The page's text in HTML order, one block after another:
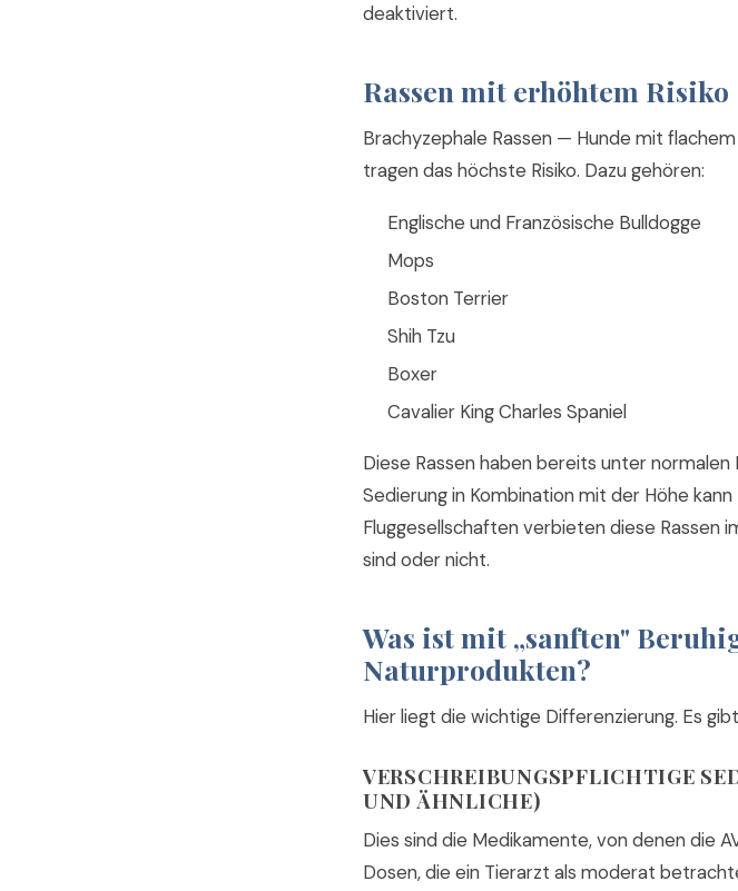
deaktiviert.
Rassen mit erhöhtem Risiko
Brachyzephale Rassen — Hunde mit
tragen das höchste Risiko. Dazu gehören:
Englische und Französische Bulldogge
Mops
Boston Terrier
Shih Tzu
Boxer
Cavalier King Charles Spaniel
Diese Rassen haben bereits unter
Sedierung in Kombination mit der Höhe
Fluggesellschaften verbieten diese Rassen
sind oder nicht.
Was ist mit „sanften"
Naturprodukten?
Hier liegt die wichtige Differenzierung. Es
VERSCHREIBUNGSPFLICHTIGE
UND ÄHNLICHE)
Dies sind die Medikamente, von denen die
Dosen, die ein Tierarzt als moderat